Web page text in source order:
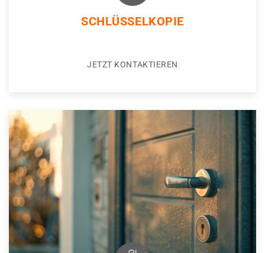
SCHLÜSSELKOPIE
JETZT KONTAKTIEREN